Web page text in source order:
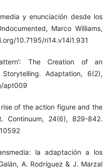
y enunciación desde los
Marco Williams,
10.7195/ri14.v14i1.931
The Creation of an
Adaptation, 6(2),
apt009
of the action figure and the
Continuum, 24(6), 829-842.
la adaptación a los
A. Rodríguez & J. Marzal